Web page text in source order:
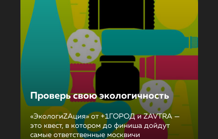
Проверь свою экологичность
«ЭкологиZAция» от +1ГОРОД и ZAVTRA —
это квест, в котором до финиша дойдут
самые ответственные москвичи